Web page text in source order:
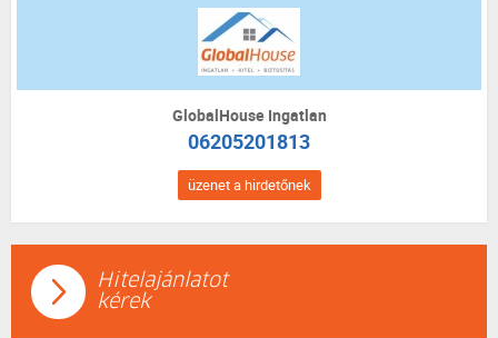
GlobalHouse Ingatlan
06205201813
üzenet a hirdetőnek
Hitelajánlatot
kérek